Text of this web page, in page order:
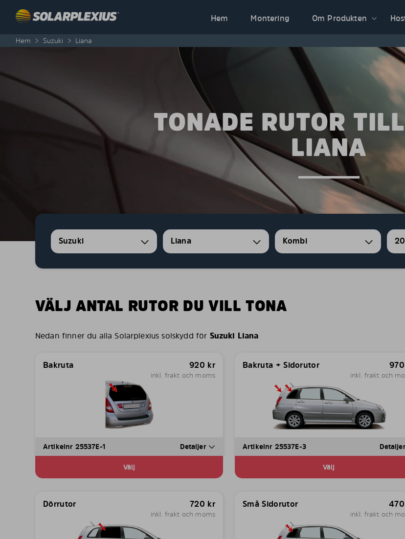
Hem
Montering Om Produkten
Hem > Suzuki > Liana
TONADE RUTOR
LIANA
Suzuki Liana Kombi
VÄLJ ANTAL RUTOR DU VILL TONA
Nedan finner du alla Solarplexius solskydd för Suzuki Liana
Bakruta 920 kr
inkl. frakt och moms
Artikelnr 25537E-1 Detaljer
Välj
Bakruta + Sidorutor 970
inkl. frakt och
Artikelnr 25537E-3
Välj
Dörrutor 720 kr
inkl. frakt och moms
Små Sidorutor 470
inkl. frakt och